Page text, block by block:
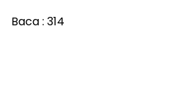
Baca : 314